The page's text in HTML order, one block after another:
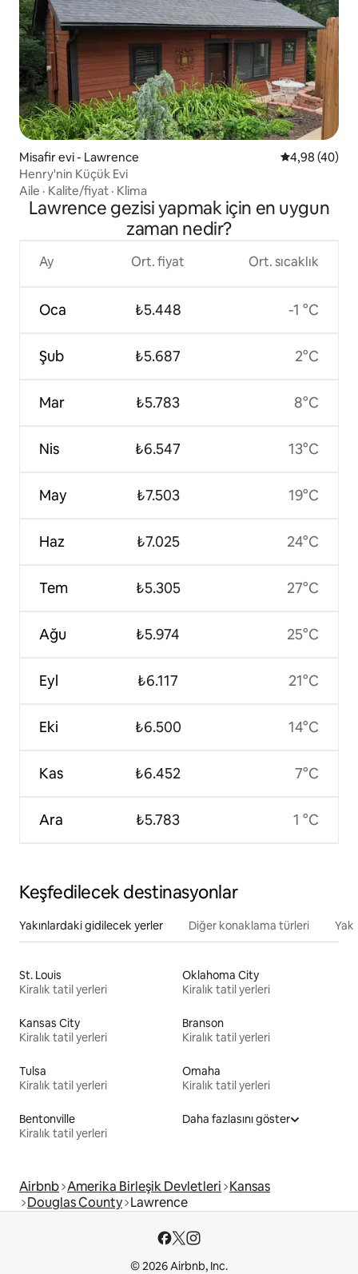
Misafir evi - Lawrence 5 üzerinden
4,98 (40)
Henry'nin Küçük Evi
Aile · Kalite/fiyat · Klima
Lawrence gezisi yapmak için en uygun
zaman nedir?
Ay
Oca
Şub
Mar
Nis
May
Haz
Tem
Ağu
Eyl
Eki
Kas
Ara
Ort. fiyat
₺5.448
₺5.687
₺5.783
₺6.547
₺7.503
₺7.025
₺5.305
₺5.974
₺6.117
₺6.500
₺6.452
₺5.783
Ort. sıcaklık
-1 °C
2°C
8°C
13°C
19°C
24°C
27°C
25°C
21°C
14°C
7°C
1 °C
Keşfedilecek destinasyonlar
Yakınlardaki gidilecek yerler Diğer konaklama türleri
St. Louis
Kiralık tatil yerleri
Oklahoma City
Kiralık tatil yerleri
Kansas City
Kiralık tatil yerleri
Branson
Kiralık tatil yerleri
Tulsa
Kiralık tatil yerleri
Omaha
Kiralık tatil yerleri
Bentonville
Kiralık tatil yerleri
Daha fazlasını göster
Airbnb Amerika Birleşik Devletleri Kansas
Douglas County Lawrence
© 2026 Airbnb, Inc.